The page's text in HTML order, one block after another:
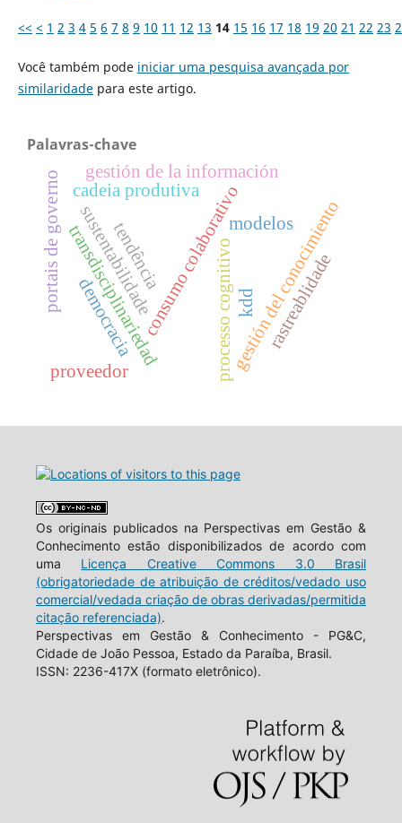
<< < 1 2 3 4 5 6 7 8 9 10 11 12 13 14 15 16 17 18 19 20 21 22 23
Você também pode iniciar uma pesquisa avançada por
similaridadepara este artigo.
Palavras-chave
processo cognitivo
consumo colaborativo
transdisciplinariedad kdd
gestión de la información
gestión del conocimiento
sustentabilidade
cadeia produtiva
tendência
portais de governo
democracia
modelos
rastreablidade
proveedor
Os originais publicados na Perspectivas em Gestão &
Conhecimento estão disponibilizados de acordo com
uma Licença Creative Commons 3.0 Brasil
(obrigatoriedade de atribuição de créditos/vedado uso
comercial/vedada criação de obras derivadas/permitida
citação referenciada).
Perspectivas em Gestão & Conhecimento - PG&C,
Cidade de João Pessoa, Estado da Paraíba, Brasil.
ISSN: 2236-417X (formato eletrônico).